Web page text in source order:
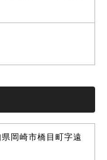
岡崎市橋目町字遠